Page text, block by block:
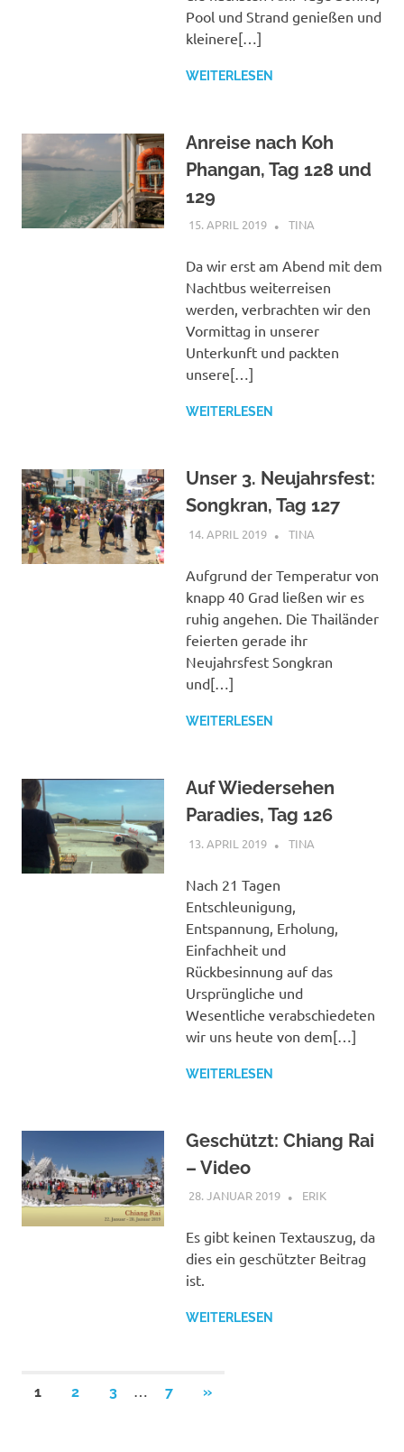
Pool und Strand genießen und
kleinere[…]
WEITERLESEN
Anreise nach Koh
Phangan, Tag 128 und
129
15. APRIL 2019 TINA
Da wir erst am Abend mit dem
Nachtbus weiterreisen
werden, verbrachten wir den
Vormittag in unserer
Unterkunft und packten
unsere[…]
WEITERLESEN
Unser 3. Neujahrsfest:
Songkran, Tag 127
14. APRIL 2019 TINA
Aufgrund der Temperatur von
knapp 40 Grad ließen wir es
ruhig angehen. Die Thailänder
feierten gerade ihr
Neujahrsfest Songkran
und[…]
WEITERLESEN
Auf Wiedersehen
Paradies, Tag 126
13. APRIL 2019 TINA
Nach 21 Tagen
Entschleunigung,
Entspannung, Erholung,
Einfachheit und
Rückbesinnung auf das
Ursprüngliche und
Wesentliche verabschiedeten
wir uns heute von dem[…]
WEITERLESEN
Geschützt: Chiang Rai
– Video
28. JANUAR 2019 ERIKTHAILAND
Es gibt keinen Textauszug, da
dies ein geschützter Beitrag
ist.
WEITERLESEN
Seitennummerierung
1 2 3 … 7
NÄCHSTE
»